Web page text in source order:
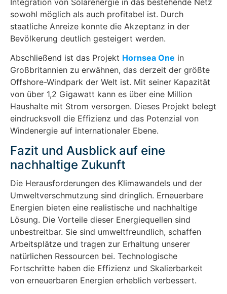
sowohl möglich als auch profitabel ist. Durch
staatliche Anreize konnte die Akzeptanz in der
Bevölkerung deutlich gesteigert werden.
Abschließend ist das Projekt Hornsea One in
Großbritannien zu erwähnen, das derzeit der größte
Offshore-Windpark der Welt ist. Mit seiner Kapazität
von über 1,2 Gigawatt kann es über eine Million
Haushalte mit Strom versorgen. Dieses Projekt belegt
eindrucksvoll die Effizienz und das Potenzial von
Windenergie auf internationaler Ebene.
Fazit und Ausblick auf eine
nachhaltige Zukunft
Die Herausforderungen des Klimawandels und der
Umweltverschmutzung sind dringlich. Erneuerbare
Energien bieten eine realistische und nachhaltige
Lösung. Die Vorteile dieser Energiequellen sind
unbestreitbar. Sie sind umweltfreundlich, schaffen
Arbeitsplätze und tragen zur Erhaltung unserer
natürlichen Ressourcen bei. Technologische
Fortschritte haben die Effizienz und Skalierbarkeit
von erneuerbaren Energien erheblich verbessert.